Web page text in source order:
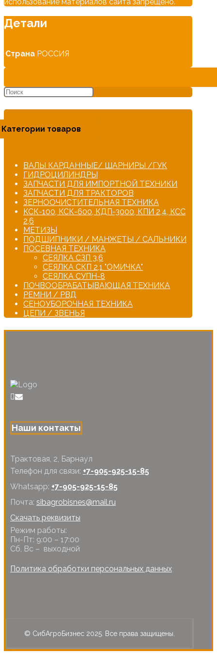
Детали
Страна РОССИЯ
Категории товаров
ВАЛЫ КАРДАННЫЕ/ ШАРНИРЫ /ГУК
ГИДРОЦИЛИНДРЫ
ЗАПЧАСТИ ДЛЯ ИМПОРТНОЙ ТЕХНИКИ
ЗАПЧАСТИ ДЛЯ ТРАКТОРОВ
ЗЕРНООЧИСТИТЕЛЬНАЯ ТЕХНИКА
КСК-100, КСК-600, КДП-3000, КПИ 2,4, КСС
2,6
МЕТИЗЫ
ПОДШИПНИКИ / МАНЖЕТЫ / САЛЬНИКИ
ПОСЕВНАЯ ТЕХНИКА
СЕЯЛКА СЗП 3,6
СЕЯЛКА СКП 2,1 "ОМИЧКА"
СЕЯЛКА СУПН-8
ПОЧВООБРАБАТЫВАЮЩАЯ ТЕХНИКА
РЕМНИ / РВД
СЕНОУБОРОЧНАЯ ТЕХНИКА
ЦЕПИ / ЗВЕНЬЯ
Наши контакты
Трактовая, 2, Барнаул
Телефон для связи: +7-905-925-15-85
Whatsapp: +7-905-925-15-85
Почта: sibagrobisnes@mail.ru
Скачать реквизиты
Режим работы:
Пн-Пт: 9:00 – 17:00
Сб, Вс – выходной
Политика обработки персональных данных
© СибАгроБизнес 2025. Все права защищены.